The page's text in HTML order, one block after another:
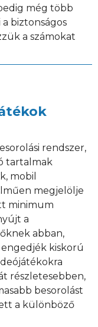
még több
biztonságos
a számokat
rendszer,
tartalmak
mobil
megjelölje
minimum
a
abban,
kiskorú
részletesebben,
besorolást
a különböző